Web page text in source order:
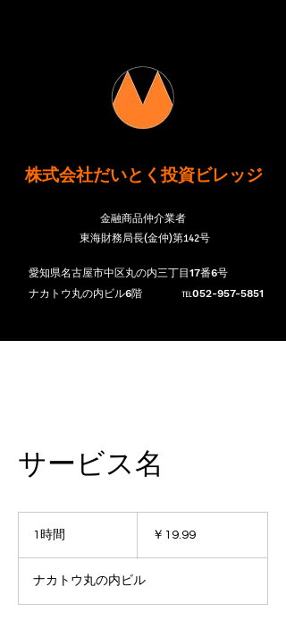
株式会社だいとく投資ビレッジ
​金融商品仲介業者
東海財務局長(金仲)第142号
愛知県名古屋市中区丸の内三丁目17番6号
​ナカトウ丸の内ビル6階 ​℡052-957-5851
サービス名
1時間 ￥19.99
ナカトウ丸の内ビル